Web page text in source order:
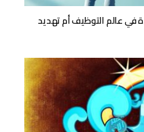
في عالم التوظيف أم تهديد